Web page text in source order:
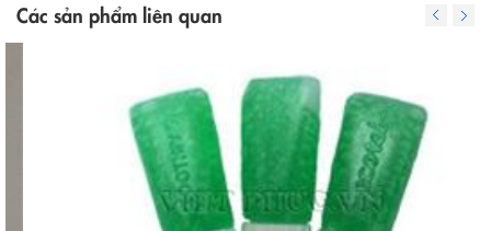
Các sản phẩm liên quan